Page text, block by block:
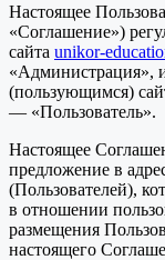
Настоящее
«Соглашение»)
сайта unikor-
(пользующимся)
— «Пользователь».
Настоящее
предложение в
(Пользователей),
в отношении
размещения
настоящего